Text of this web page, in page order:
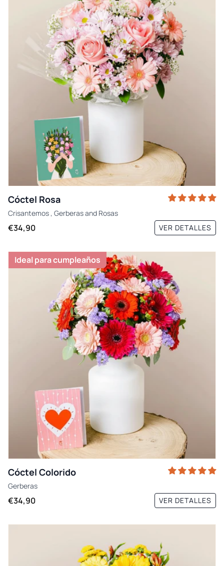
Cóctel Rosa
Crisantemos, Gerberasand Rosas
€34,90 VER DETALLES
Ideal para cumpleaños
Cóctel Colorido
Gerberas
€34,90 VER DETALLES